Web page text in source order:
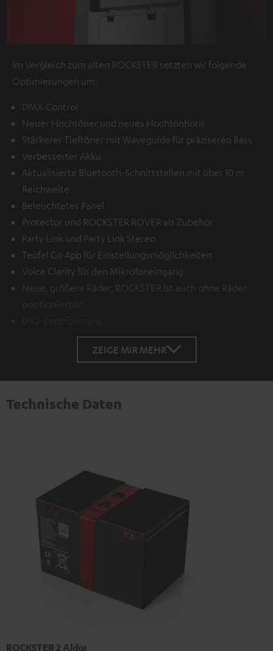
Im Vergleich zum alten ROCKSTER setzten wir folgende
Optimierungen um:
DMX-Control
Neuer Hochtöner und neues Hochtonhorn
Stärkerer Tieftöner mit Waveguide für präziseren Bass
Verbesserter Akku
Aktualisierte Bluetooth-Schnittstellen mit über 10 m
Reichweite
Beleuchtetes Panel
Protector und ROCKSTER ROVER als Zubehör
Party Link und Party Link Stereo
Teufel Go App für Einstellungsmöglichkeiten
Voice Clarity für den Mikrofoneingang
Neue, größere Räder, ROCKSTER ist auch ohne Räder
positionierbar
ZEIGE MIR MEHR
Technische Daten
ROCKSTER 2 Akku